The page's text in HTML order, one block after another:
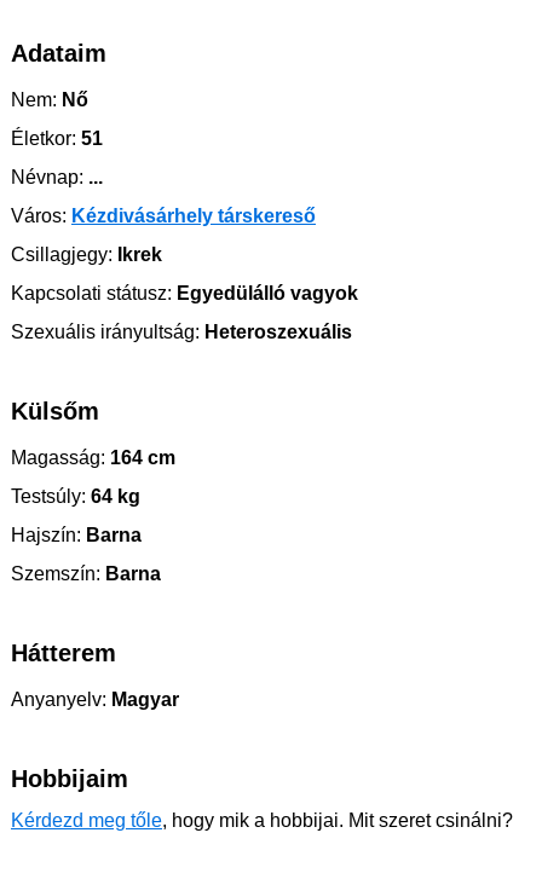
Adataim
Nem: Nő
Életkor: 51
Névnap: ...
Város: Kézdivásárhely társkereső
Csillagjegy: Ikrek
Kapcsolati státusz: Egyedülálló vagyok
Szexuális irányultság: Heteroszexuális
Külsőm
Magasság: 164 cm
Testsúly: 64 kg
Hajszín: Barna
Szemszín: Barna
Hátterem
Anyanyelv: Magyar
Hobbijaim
Kérdezd meg tőle, hogy mik a hobbijai. Mit szeret csinálni?